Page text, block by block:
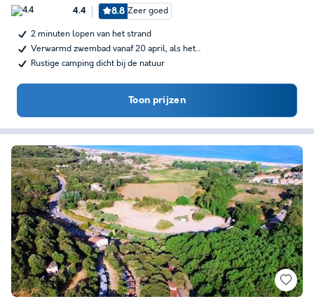
4.4 8.8 Zeer goed
2 minuten lopen van het strand
Verwarmd zwembad vanaf 20 april, als het…
Rustige camping dicht bij de natuur
Toon prijzen